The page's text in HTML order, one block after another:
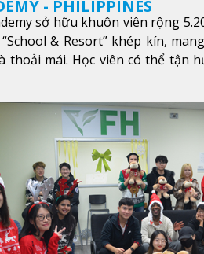
- PHILIPPINES
sở hữu khuôn viên rộng
& Resort” khép kín,
thoải mái. Học viên có thể tận